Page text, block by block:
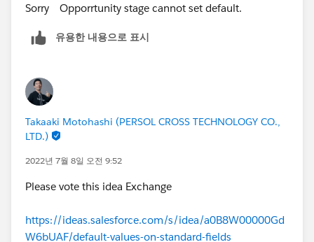
Sorry Opporrtunity stage cannot set default.
유용한 내용으로 표시
Takaaki Motohashi (PERSOL CROSS TECHNOLOGY CO.,
LTD.)
2022년 7월 8일 오전 9:52
Please vote this idea Exchange
https://ideas.salesforce.com/s/idea/a0B8W00000Gd
W6bUAF/default-values-on-standard-fields